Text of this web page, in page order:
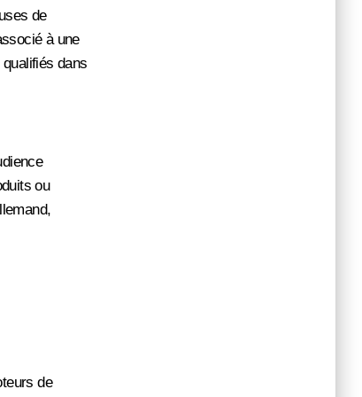
de
à une
dans
ou
de